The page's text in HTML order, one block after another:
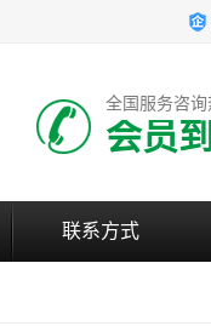
全国服务咨询
会员
联系方式